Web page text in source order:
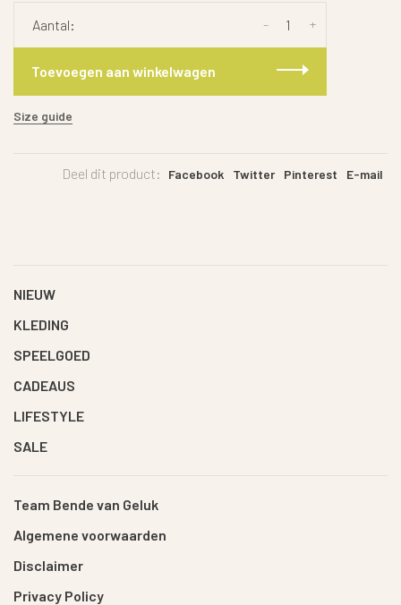
Aantal: +
-
Toevoegen aan winkelwagen
Size guide
Deel dit product: Facebook Twitter Pinterest E-mail
NIEUW
KLEDING
SPEELGOED
CADEAUS
LIFESTYLE
SALE
Team Bende van Geluk
Algemene voorwaarden
Disclaimer
Privacy Policy